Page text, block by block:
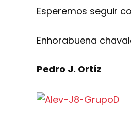
Esperemos seguir
Enhorabuena
Pedro J. Ortíz